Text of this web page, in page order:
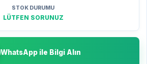
STOK DURUMU
LÜTFEN SORUNUZ
WhatsApp ile Bilgi Alın